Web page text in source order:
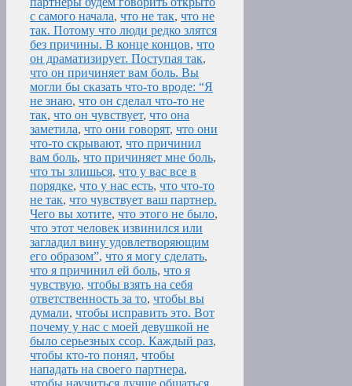
с самого начала, что не так, что не
так. Потому что люди редко злятся
без причины. В конце концов, что
он драматизирует. Поступая так,
что он причиняет вам боль. Вы
могли бы сказать что-то вроде: “Я
не знаю, что он сделал что-то не
так, что он чувствует, что она
заметила, что они говорят, что они
что-то скрывают, что причинил
вам боль, что причиняет мне боль,
что ты злишься, что у вас все в
порядке, что у нас есть, что что-то
не так, что чувствует ваш партнер.
Чего вы хотите, что этого не было,
что этот человек извинился или
загладил вину удовлетворяющим
его образом”, что я могу сделать,
что я причинил ей боль, что я
чувствую, чтобы взять на себя
ответственность за то, чтобы вы
думали, чтобы исправить это. Вот
почему у нас с моей девушкой не
было серьезных ссор. Каждый раз,
чтобы кто-то понял, чтобы
нападать на своего партнера,